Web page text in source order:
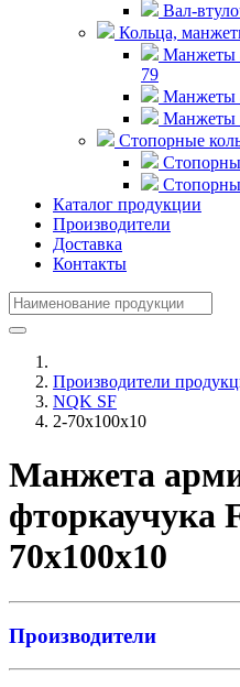
Вал-
Кольца,
Манжеты
79
Манжеты
Манжеты
Стопорные
Каталог продукции
Производители
Доставка
Контакты
Производители
NQK SF
2-70x100x10
Манжета
фторкаучука
70x100x10
Производители